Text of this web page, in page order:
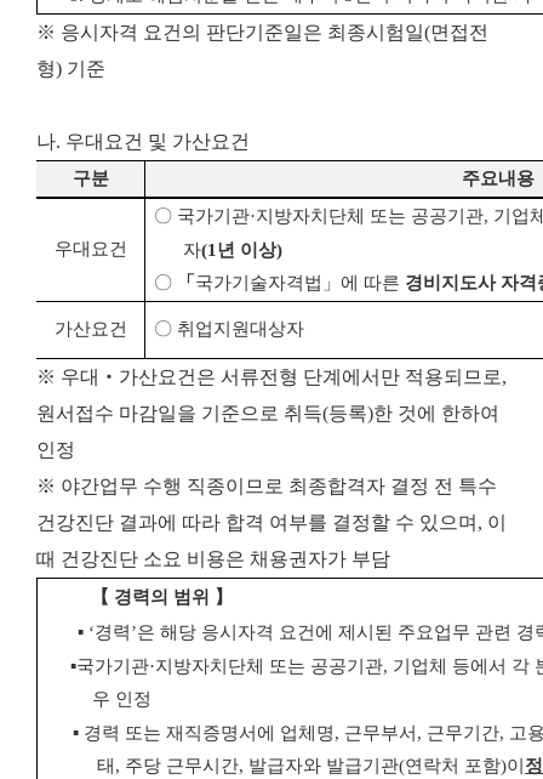
※ 응시자격 요건의 판단기준일은 최종시험일(면접전
형) 기준
나. 우대요건 및 가산요건
구분 주요내용
우대요건
〇 국가기관·지방자치단체 또는 공공기관, 기업
자(1 년 이상)
〇
「 국가기술자격법 」 에 따른 경비지도사 자격
가산요건 〇 취업지원대상자
※ 우대‧가산요건은 서류전형 단계에서만 적용되므로,
원서접수 마감일을 기준으로 취득(등록)한 것에 한하여
인정
※ 야간업무 수행 직종이므로 최종합격자 결정 전 특수
건강진단 결과에 따라 합격 여부를 결정할 수 있으며, 이
때 건강진단 소요 비용은 채용권자가 부담
【 경력의 범위 】
▪ ‘경력’은 해당 응시자격 요건에 제시된 주요업무 관련 경
▪국가기관·지방자치단체 또는 공공기관, 기업체 등에서 각
우 인정
▪ 경력 또는 재직증명서에 업체명, 근무부서 , 근무기간, 고
태 , 주당 근무시간, 발급자와 발급기관(연락처 포함)이